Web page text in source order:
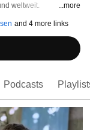
weltweit.
zu
...more
and 4 more links
Podcasts